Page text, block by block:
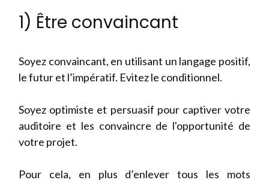
1) Être convaincant
Soyez convaincant, en utilisant un langage positif,
le futur et l’impératif. Evitez le conditionnel.
Soyez optimiste et persuasif pour captiver votre
auditoire et les convaincre de l'opportunité de
votre projet.
Pour cela, en plus d’enlever tous les mots